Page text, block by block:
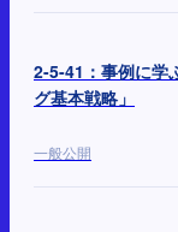
2-5-41：事例に学
グ基本戦略」
一般公開